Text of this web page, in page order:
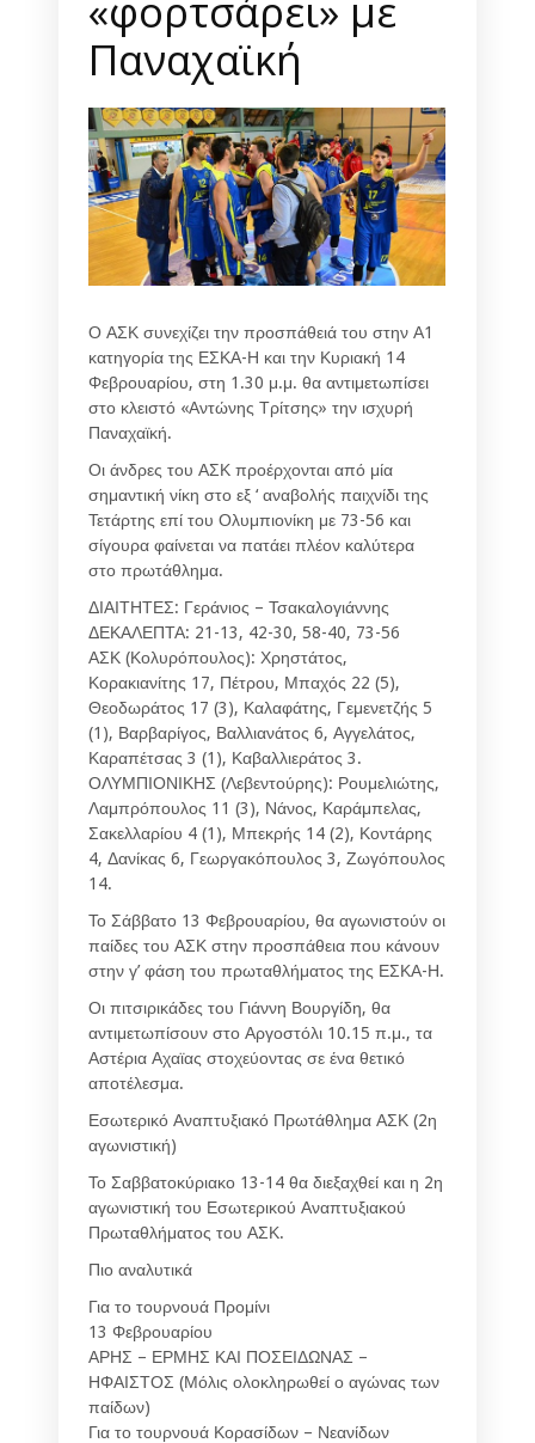
Παναχαϊκή
Ο ΑΣΚ συνεχίζει την προσπάθειά του στην Α1
κατηγορία της ΕΣΚΑ-Η και την Κυριακή 14
Φεβρουαρίου, στη 1.30 μ.μ. θα αντιμετωπίσει
στο κλειστό «Αντώνης Τρίτσης» την ισχυρή
Παναχαϊκή.
Οι άνδρες του ΑΣΚ προέρχονται από μία
σημαντική νίκη στο εξ ‘ αναβολής παιχνίδι της
Τετάρτης επί του Ολυμπιονίκη με 73-56 και
σίγουρα φαίνεται να πατάει πλέον καλύτερα
στο πρωτάθλημα.
ΔΙΑΙΤΗΤΕΣ: Γεράνιος – Τσακαλογιάννης
ΔΕΚΑΛΕΠΤΑ: 21-13, 42-30, 58-40, 73-56
ΑΣΚ (Κολυρόπουλος): Χρηστάτος,
Κορακιανίτης 17, Πέτρου, Μπαχός 22 (5),
Θεοδωράτος 17 (3), Καλαφάτης, Γεμενετζής 5
(1), Βαρβαρίγος, Βαλλιανάτος 6, Αγγελάτος,
Καραπέτσας 3 (1), Καβαλλιεράτος 3.
ΟΛΥΜΠΙΟΝΙΚΗΣ (Λεβεντούρης): Ρουμελιώτης,
Λαμπρόπουλος 11 (3), Νάνος, Καράμπελας,
Σακελλαρίου 4 (1), Μπεκρής 14 (2), Κοντάρης
4, Δανίκας 6, Γεωργακόπουλος 3, Ζωγόπουλος
14.
Το Σάββατο 13 Φεβρουαρίου, θα αγωνιστούν οι
παίδες του ΑΣΚ στην προσπάθεια που κάνουν
στην γ’ φάση του πρωταθλήματος της ΕΣΚΑ-Η.
Οι πιτσιρικάδες του Γιάννη Βουργίδη, θα
αντιμετωπίσουν στο Αργοστόλι 10.15 π.μ., τα
Αστέρια Αχαϊας στοχεύοντας σε ένα θετικό
αποτέλεσμα.
Εσωτερικό Αναπτυξιακό Πρωτάθλημα ΑΣΚ (2η
αγωνιστική)
Το Σαββατοκύριακο 13-14 θα διεξαχθεί και η 2η
αγωνιστική του Εσωτερικού Αναπτυξιακού
Πρωταθλήματος του ΑΣΚ.
Πιο αναλυτικά
Για το τουρνουά Προμίνι
13 Φεβρουαρίου
ΑΡΗΣ – ΕΡΜΗΣ ΚΑΙ ΠΟΣΕΙΔΩΝΑΣ –
ΗΦΑΙΣΤΟΣ (Μόλις ολοκληρωθεί ο αγώνας των
παίδων)
Για το τουρνουά Κορασίδων – Νεανίδων